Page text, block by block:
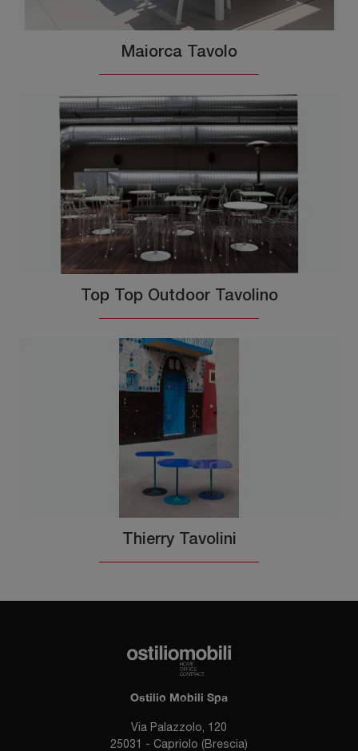
Maiorca Tavolo
Top Top Outdoor Tavolino
Thierry Tavolini
Ostilio Mobili Spa
Via Palazzolo, 120
25031 - Capriolo (Brescia)